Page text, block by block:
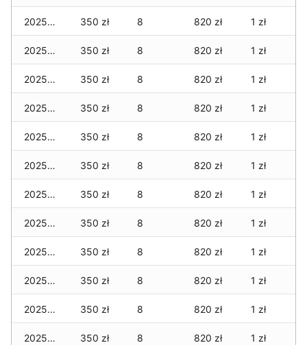
2025-12-29 350 zł 8 820 zł 1 zł
2025-12-28 350 zł 8 820 zł 1 zł
2025-12-27 350 zł 8 820 zł 1 zł
2025-12-26 350 zł 8 820 zł 1 zł
2025-12-25 350 zł 8 820 zł 1 zł
2025-12-24 350 zł 8 820 zł 1 zł
2025-12-23 350 zł 8 820 zł 1 zł
2025-12-22 350 zł 8 820 zł 1 zł
2025-12-21 350 zł 8 820 zł 1 zł
2025-12-20 350 zł 8 820 zł 1 zł
2025-12-19 350 zł 8 820 zł 1 zł
2025-12-18 350 zł 8 820 zł 1 zł